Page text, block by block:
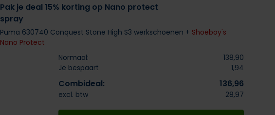
Pak je deal 15% korting op Nano protect
spray
Puma 630740 Conquest Stone High S3 werkschoenen + Shoeboy's
Nano Protect
Normaal:
138,90
Je bespaart
1,94
Combideal: 136,96
excl. btw 28,97